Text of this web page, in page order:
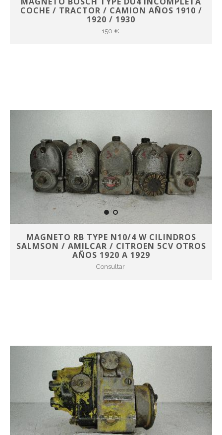
COCHE / TRACTOR / CAMION AÑOS 1910 /
1920 / 1930
150 €
MAGNETO RB TYPE N10/4 W CILINDROS
SALMSON / AMILCAR / CITROEN 5CV OTROS
AÑOS 1920 A 1929
Consultar